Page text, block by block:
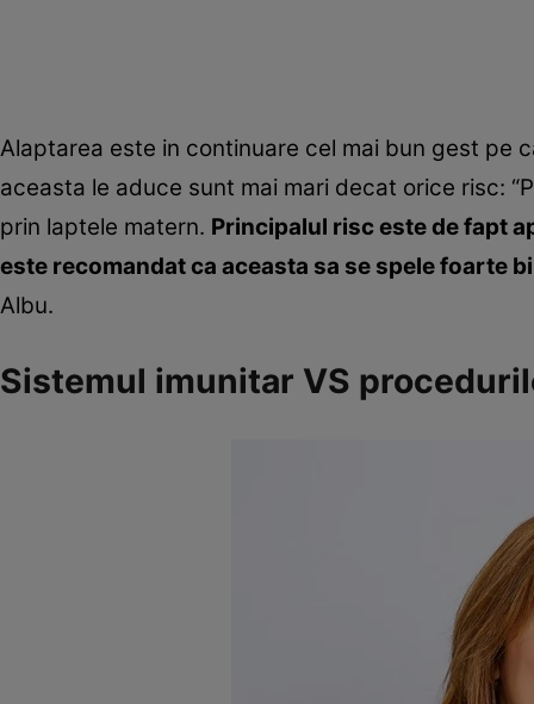
Alaptarea este in continuare cel mai bun gest pe
aceasta le aduce sunt mai mari decat orice risc:
prin laptele matern. Principalul risc este de fapt
este recomandat ca aceasta sa se spele foarte
Albu.
Sistemul imunitar VS